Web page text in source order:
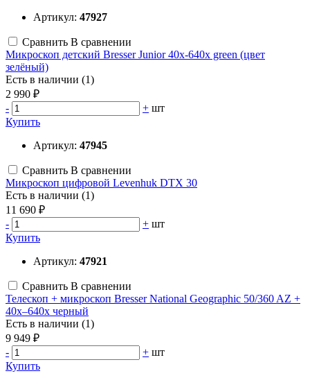
Артикул: 47927
Сравнить В сравнении
Микроскоп детский Bresser Junior 40x-640x green (цвет
зелёный)
Есть в наличии (1)
2 990 ₽
-
+ шт
Купить
Артикул: 47945
Сравнить В сравнении
Микроскоп цифровой Levenhuk DTX 30
Есть в наличии (1)
11 690 ₽
-
+ шт
Купить
Артикул: 47921
Сравнить В сравнении
Телескоп + микроскоп Bresser National Geographic 50/360 AZ +
40x–640x черный
Есть в наличии (1)
9 949 ₽
-
+ шт
Купить